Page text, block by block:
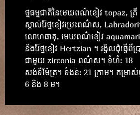
ថ្មធម្មជាតិនៃមេឃពណ៌ខៀវ topaz, គ្រី
ស្តាល់រ៉ែថ្មខៀវប្រេះពណ៌ស,
លោហធាតុ, មេឃពណ៌ខៀវ
និងរ៉ែថ្មខៀវ Hertzian ។ រង្វិលជុំធ្វើពីប្
ជាមួយ zirconia ពណ៌ស។ ទំហំ: 18
សង់ទីម៉ែត្រ។ ទំងន់: 21 ក្រាម។ កម្រាស់
6 និង 8 ម។